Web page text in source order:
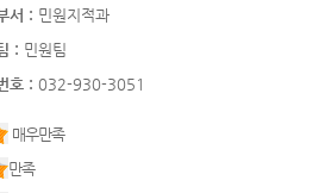
서 : 민원지적과
: 민원팀
호 : 032-930-3051
매우만족
만족